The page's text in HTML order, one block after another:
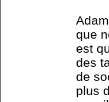
que
est
des
de
plus